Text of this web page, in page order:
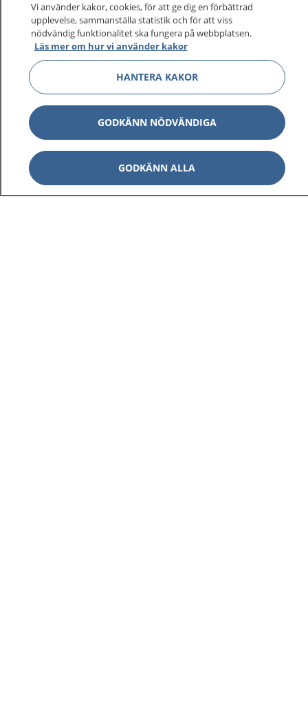
Vi använder kakor, cookies, för att ge dig en förbättrad
upplevelse, sammanställa statistik och för att viss
nödvändig funktionalitet ska fungera på webbplatsen.
Läs mer om hur vi använder kakor
HANTERA KAKOR
GODKÄNN NÖDVÄNDIGA
GODKÄNN ALLA